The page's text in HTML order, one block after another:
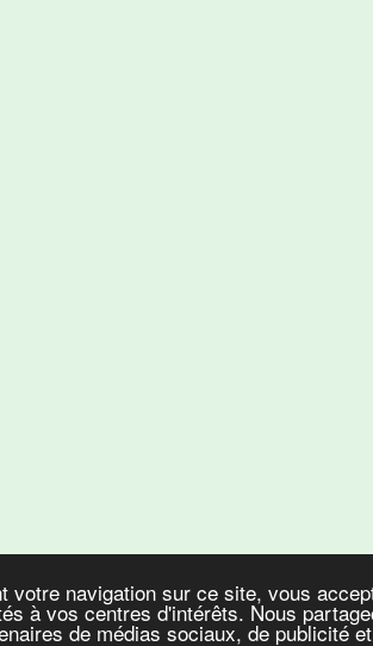
votre navigation sur ce site, vous
à vos centres d'intérêts. Nous
de médias sociaux, de publicité